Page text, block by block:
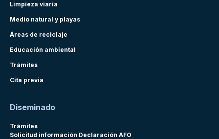
Limpieza viaria
Medio natural y playas
Áreas de reciclaje
Educación ambiental
Trámites
Cita previa
Diseminado
Trámites
Solicitud información Declaración AFO